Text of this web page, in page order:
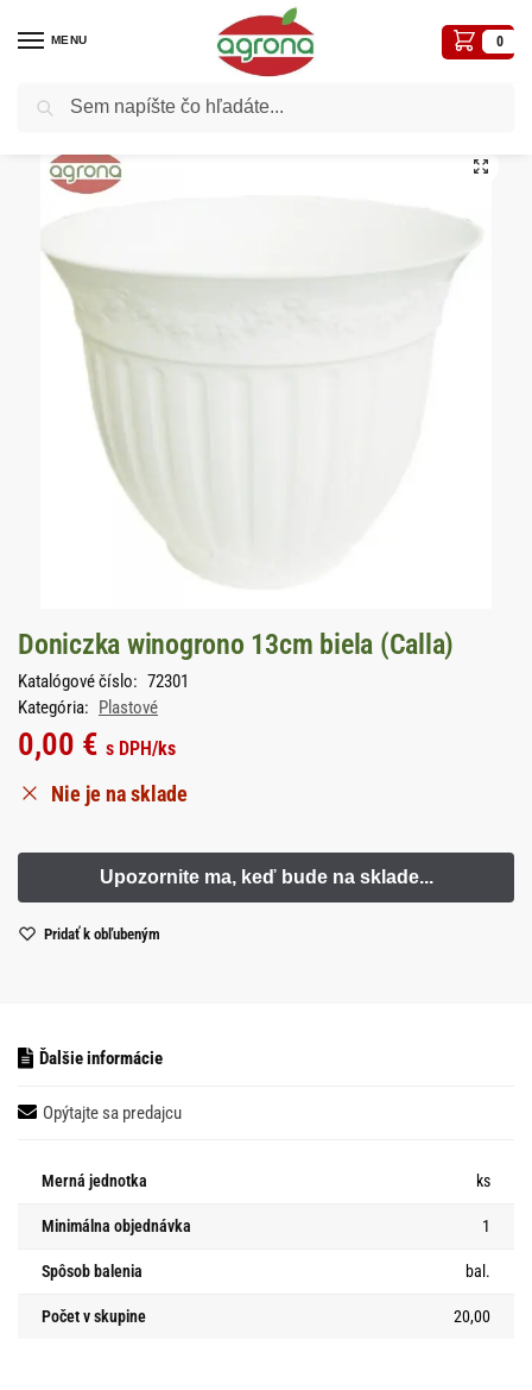
MENU 0
Domov Kvetináče, plôtiky, sadbovače, vázy, truhlíky...
Doniczka winogrono 13cm biela (Calla)
Katalógové číslo: 72301
Kategória: Plastové
0,00 € s DPH/ks
Nie je na sklade
Pridať k obľubeným
Ďalšie informácie
Opýtajte sa predajcu
Merná jednotka ks
Minimálna objednávka 1
Spôsob balenia bal.
Počet v skupine 20,00